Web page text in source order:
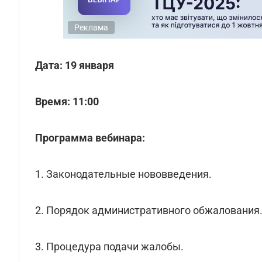
Реклама
Дата: 19 января
Время: 11:00
Программа вебинара:
1. Законодательные нововведения.
2. Порядок административного обжалования.
3. Процедура подачи жалобы.